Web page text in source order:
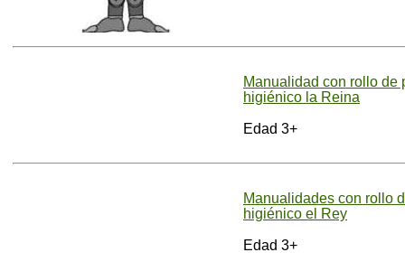
Manualidad con rollo de
higiénico la Reina
Edad 3+
Manualidades con rollo
higiénico el Rey
Edad 3+